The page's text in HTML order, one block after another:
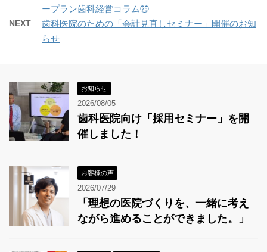
ープラン歯科経営コラム㉕
NEXT
歯科医院のための「会計見直しセミナー」開催のお知
らせ
お知らせ
2026/08/05
歯科医院向け「採用セミナー」を開
催しました！
お客様の声
2026/07/29
「理想の医院づくりを、一緒に考え
ながら進めることができました。」